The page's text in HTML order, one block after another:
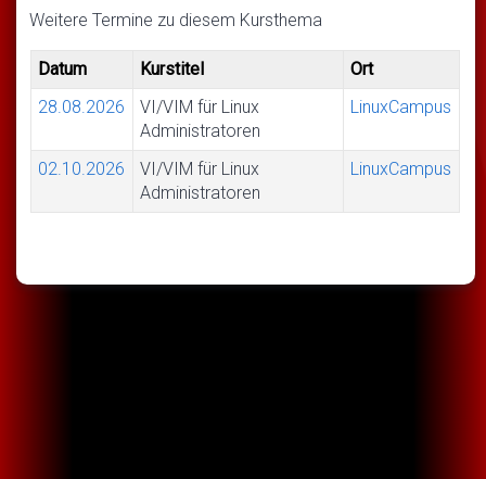
Weitere Termine zu diesem Kursthema
Datum Kurstitel
Ort
28.08.2026
VI/VIM für Linux
Administratoren
LinuxCampus
02.10.2026
VI/VIM für Linux
Administratoren
LinuxCampus